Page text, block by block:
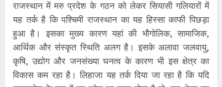
राजस्थान में मरु प्रदेश के गठन को लेकर सियासी गलियारों में
यह तर्क है कि पश्चिमी राजस्थान का यह हिस्सा काफी पिछड़ा
हुआ है। इसका मुख्य कारण यहां की भौगोलिक, सामाजिक,
आर्थिक और संस्कृत स्थिति अलग है। इसके अलावा जलवायु,
कृषि, उद्योग और जनसंख्या घनत्व के कारण भी इस क्षेत्र का
विकास कम रहा है। लिहाजा यह तर्क दिया जा रहा है कि यदि